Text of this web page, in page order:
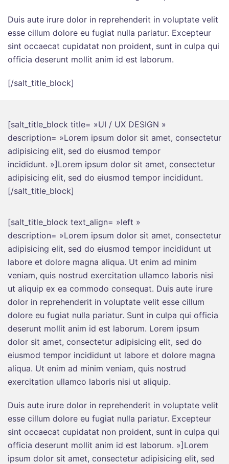
Duis aute irure dolor in reprehenderit in voluptate velit
esse cillum dolore eu fugiat nulla pariatur. Excepteur
sint occaecat cupidatat non proident, sunt in culpa qui
officia deserunt mollit anim id est laborum.
[/salt_title_block]
[salt_title_block title= »UI / UX DESIGN »
description= »Lorem ipsum dolor sit amet, consectetur
adipisicing elit, sed do eiusmod tempor
incididunt. »]Lorem ipsum dolor sit amet, consectetur
adipisicing elit, sed do eiusmod tempor incididunt.
[/salt_title_block]
[salt_title_block text_align= »left »
description= »Lorem ipsum dolor sit amet, consectetur
adipisicing elit, sed do eiusmod tempor incididunt ut
labore et dolore magna aliqua. Ut enim ad minim
veniam, quis nostrud exercitation ullamco laboris nisi
ut aliquip ex ea commodo consequat. Duis aute irure
dolor in reprehenderit in voluptate velit esse cillum
dolore eu fugiat nulla pariatur. Sunt in culpa qui officia
deserunt mollit anim id est laborum. Lorem ipsum
dolor sit amet, consectetur adipisicing elit, sed do
eiusmod tempor incididunt ut labore et dolore magna
aliqua. Ut enim ad minim veniam, quis nostrud
exercitation ullamco laboris nisi ut aliquip.
Duis aute irure dolor in reprehenderit in voluptate velit
esse cillum dolore eu fugiat nulla pariatur. Excepteur
sint occaecat cupidatat non proident, sunt in culpa qui
officia deserunt mollit anim id est laborum. »]Lorem
ipsum dolor sit amet, consectetur adipisicing elit, sed